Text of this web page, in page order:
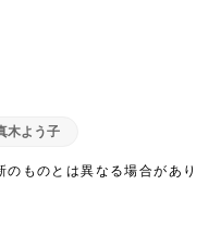
木よう子
ものとは異なる場合があり